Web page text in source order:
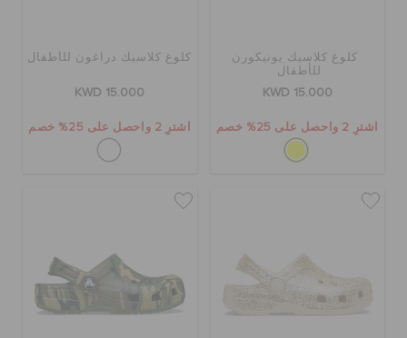
كلوغ كلاسيك يونيكورن
للأطفال
KWD 15.000
اشترِ 2 واحصل على 25% خصم
كلوغ كلاسيك دراغون للأطفال
KWD 15.000
اشترِ 2 واحصل على 25% خصم